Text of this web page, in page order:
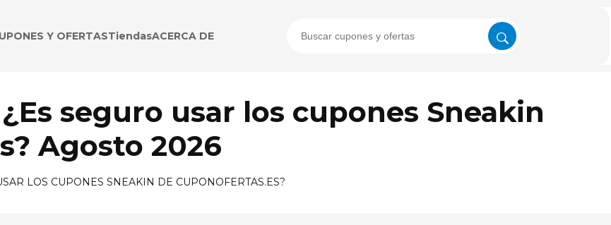
Y OFERTASTiendasACERCA DE
seguro usar los cupones Sneakin
Agosto 2026
LOS CUPONES SNEAKIN DE CUPONOFERTAS.ES?